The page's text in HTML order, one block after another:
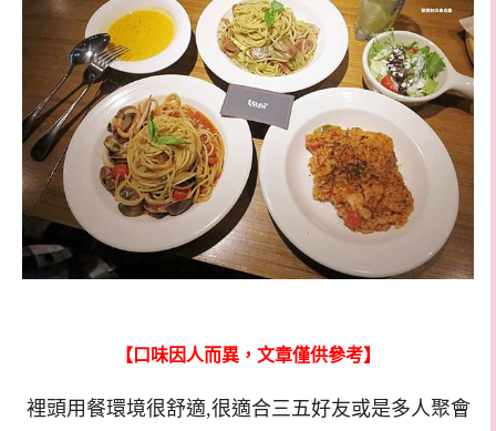
【口味因人而異，文章僅供參考】
裡頭用餐環境很舒適,很適合三五好友或是多人聚會